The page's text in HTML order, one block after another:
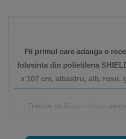
Fii primul care adauga o
folosinta din polietilena
x 107 cm, albastru, alb, rosu,
Trebuie sa fii autentificat